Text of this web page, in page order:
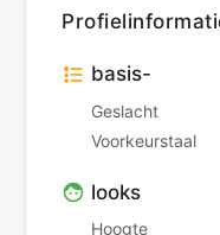
basis-
Geslacht
Voorkeurstaal
looks
Hoogte